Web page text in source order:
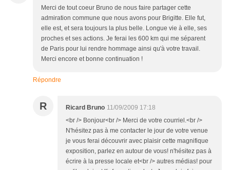
Merci de tout coeur Bruno de nous faire partager cette
admiration commune que nous avons pour Brigitte. Elle fut,
elle est, et sera toujours la plus belle. Longue vie à elle, ses
proches et ses actions. Je ferai les 600 km qui me séparent
de Paris pour lui rendre hommage ainsi qu'à votre travail.
Merci encore et bonne continuation !
Répondre
R Ricard Bruno 11/09/2009 17:18
<br /> Bonjour<br /> Merci de votre courriel.<br />
N'hésitez pas à me contacter le jour de votre venue
je vous ferai découvrir avec plaisir cette magnifique
exposition, parlez en autour de vous! n'hésitez pas à
écrire à la presse locale et<br /> autres médias! pour